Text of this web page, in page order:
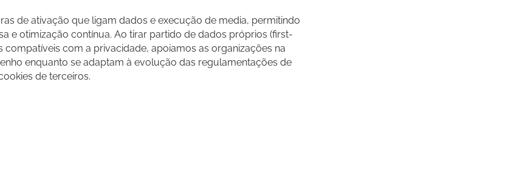
de ativação que ligam dados e execução de media, permitindo
e otimização contínua. Ao tirar partido de dados próprios (first-
compatíveis com a privacidade, apoiamos as organizações na
enquanto se adaptam à evolução das regulamentações de
de terceiros.